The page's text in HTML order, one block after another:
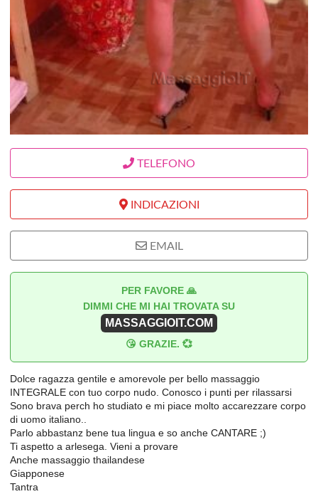
TELEFONO
INDICAZIONI
EMAIL
PER FAVORE 🙏
DIMMI CHE MI HAI TROVATA SU
MASSAGGIOIT.COM
😘 GRAZIE. 💞
Dolce ragazza gentile e amorevole per bello massaggio
INTEGRALE con tuo corpo nudo. Conosco i punti per rilassarsi
Sono brava perch ho studiato e mi piace molto accarezzare corpo
di uomo italiano..
Parlo abbastanz bene tua lingua e so anche CANTARE ;)
Ti aspetto a arlesega. Vieni a provare
Anche massaggio thailandese
Giapponese
Tantra